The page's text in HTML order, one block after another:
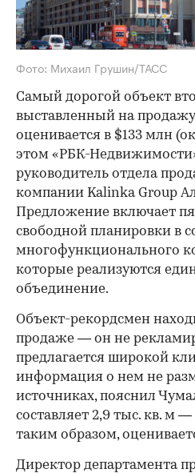
Фото: Михаил Грушин/ТАСС
Cамый дорогой объект
выставленный на
оценивается в $133 млн
этом «РБК-
руководитель отдела
компании Kalinka Group
Предложение включает
свободной планировки в
многофункционального
которые реализуются
объединение.
Объект-рекордсмен
продаже — он не
предлагается широкой
информация о нем не
источниках, пояснил
составляет 2,9 тыс. кв. м
таким образом,
Директор департамента